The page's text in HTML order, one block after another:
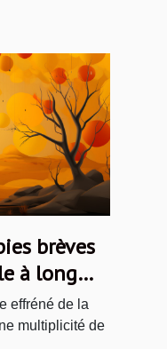
brèves
à long
effréné de la
multiplicité de